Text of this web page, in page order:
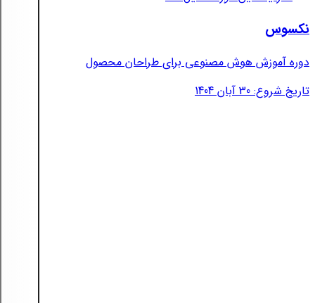
نکسوس
دوره آموزش هوش مصنوعی برای طراحان محصول
تاریخ شروع: 30 آبان 1404